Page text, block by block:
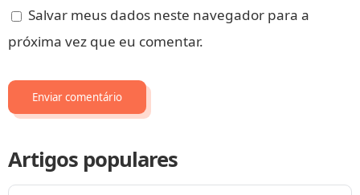
Salvar meus dados neste navegador para a
próxima vez que eu comentar.
Artigos populares